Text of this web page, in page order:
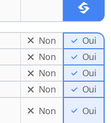
Non
Oui
Non
Oui
Non
Oui
Non
Oui
Non
Oui